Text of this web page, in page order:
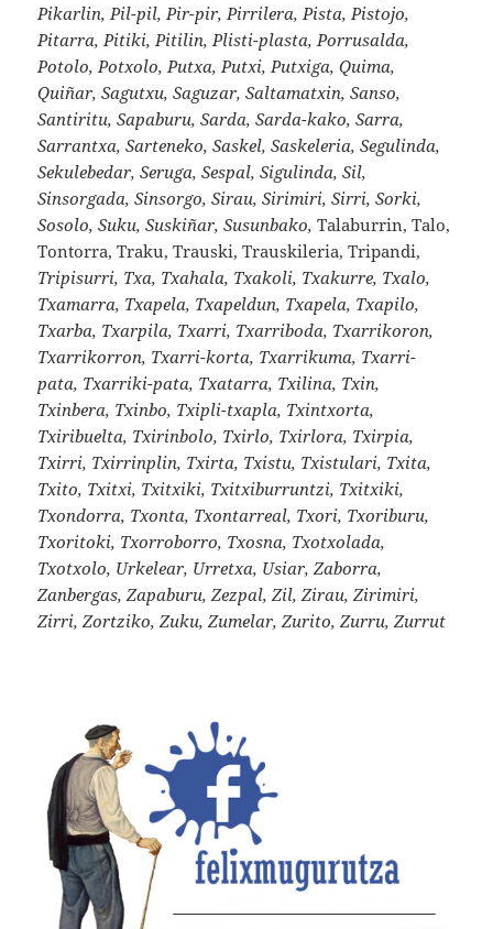
Pikarlin, Pil-pil, Pir-pir, Pirrilera, Pista, Pistojo,
Pitarra, Pitiki, Pitilin, Plisti-plasta, Porrusalda,
Potolo, Potxolo, Putxa, Putxi, Putxiga, Quima,
Quiñar, Sagutxu, Saguzar, Saltamatxin, Sanso,
Santiritu, Sapaburu, Sarda, Sarda-kako, Sarra,
Sarrantxa, Sarteneko, Saskel, Saskeleria, Segulinda,
Sekulebedar, Seruga, Sespal, Sigulinda, Sil,
Sinsorgada, Sinsorgo, Sirau, Sirimiri, Sirri, Sorki,
Sosolo, Suku, Suskiñar, Susunbako, Talaburrin, Talo,
Tontorra, Traku, Trauski, Trauskileria, Tripandi,
Tripisurri, Txa, Txahala, Txakoli, Txakurre, Txalo,
Txamarra, Txapela, Txapeldun, Txapela, Txapilo,
Txarba, Txarpila, Txarri, Txarriboda, Txarrikoron,
Txarrikorron, Txarri-korta, Txarrikuma, Txarri-
pata, Txarriki-pata, Txatarra, Txilina, Txin,
Txinbera, Txinbo, Txipli-txapla, Txintxorta,
Txiribuelta, Txirinbolo, Txirlo, Txirlora, Txirpia,
Txirri, Txirrinplin, Txirta, Txistu, Txistulari, Txita,
Txito, Txitxi, Txitxiki, Txitxiburruntzi, Txitxiki,
Txondorra, Txonta, Txontarreal, Txori, Txoriburu,
Txoritoki, Txorroborro, Txosna, Txotxolada,
Txotxolo, Urkelear, Urretxa, Usiar, Zaborra,
Zanbergas, Zapaburu, Zezpal, Zil, Zirau, Zirimiri,
Zirri, Zortziko, Zuku, Zumelar, Zurito, Zurru, Zurrut